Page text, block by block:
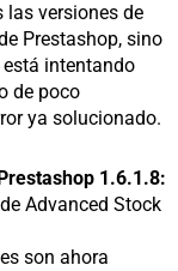
las versiones de
Prestashop, sino
está intentando
de poco
ya solucionado.
1.6.1.8:
Advanced Stock
son ahora